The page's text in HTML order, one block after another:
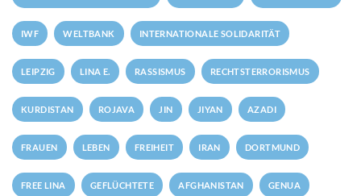
IWF WELTBANK INTERNATIONALE SOLIDARITÄT
LEIPZIG LINA E. RASSISMUS RECHTSTERRORISMUS
KURDISTAN ROJAVA JIN JIYAN AZADI
FRAUEN LEBEN FREIHEIT IRAN DORTMUND
FREE LINA GEFLÜCHTETE AFGHANISTAN GENUA